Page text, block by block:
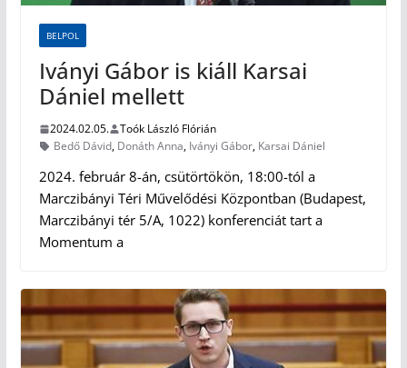
BELPOL
Iványi Gábor is kiáll Karsai
Dániel mellett
2024.02.05.
Toók László Flórián
Bedő Dávid, Donáth Anna, Iványi Gábor, Karsai Dániel
2024. február 8-án, csütörtökön, 18:00-tól a
Marczibányi Téri Művelődési Központban (Budapest,
Marczibányi tér 5/A, 1022) konferenciát tart a
Momentum a